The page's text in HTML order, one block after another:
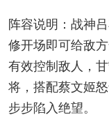
阵容说明：战神
修开场即可给敌
有效控制敌人，
将，搭配蔡文姬
步步陷入绝望。